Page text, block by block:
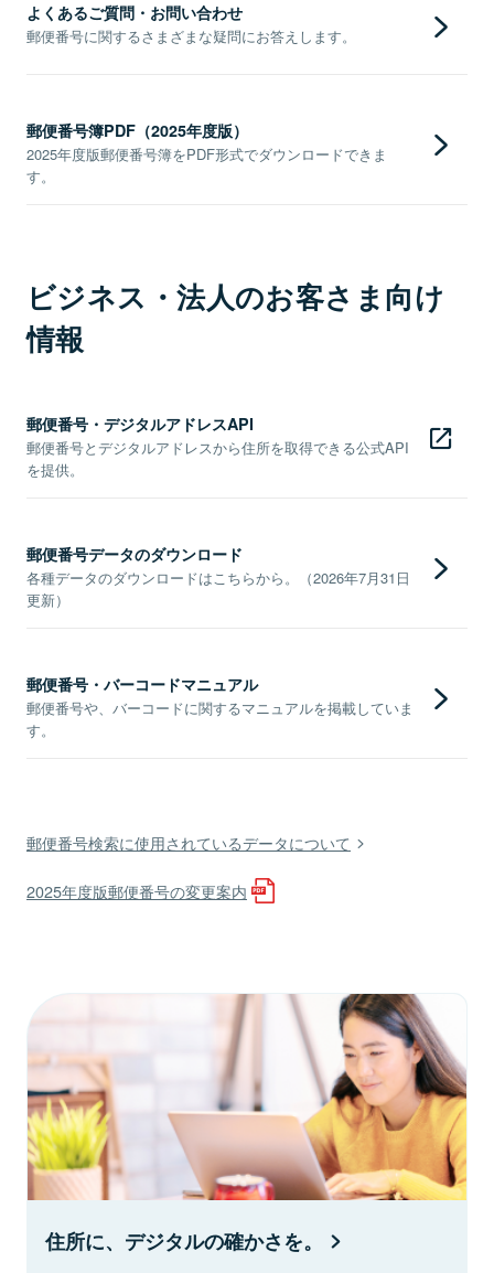
よくあるご質問・お問い合わせ
郵便番号に関するさまざまな疑問にお答えします。
郵便番号簿PDF（2025年度版）
2025年度版郵便番号簿をPDF形式でダウンロードできま
す。
ビジネス・法人のお客さま向け
情報
郵便番号・デジタルアドレスAPI
郵便番号とデジタルアドレスから住所を取得できる公式API
を提供。
郵便番号データのダウンロード
各種データのダウンロードはこちらから。（2026年7月31日
更新）
郵便番号・バーコードマニュアル
郵便番号や、バーコードに関するマニュアルを掲載していま
す。
郵便番号検索に使用されているデータについて
2025年度版郵便番号の変更案内
住所に、デジタルの確かさを。